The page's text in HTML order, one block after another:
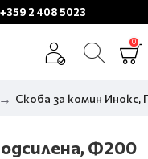
2 408 5023
0
Скоба за комин Инокс,
Ф200